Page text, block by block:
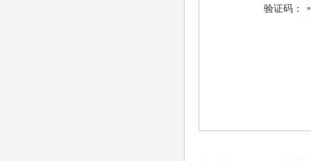
验证码：